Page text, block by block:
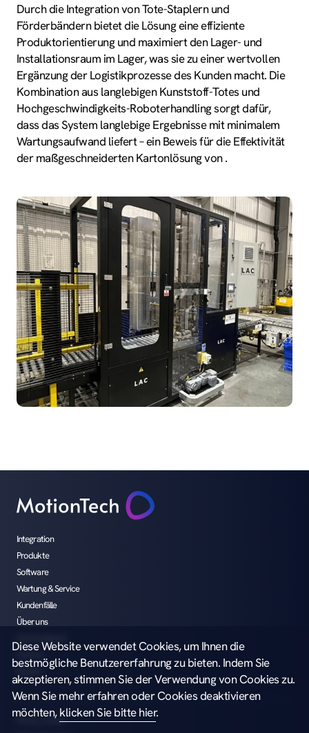
Durch die Integration von Tote-Staplern und
Förderbändern bietet die Lösung eine effiziente
Produktorientierung und maximiert den Lager- und
Installationsraum im Lager, was sie zu einer wertvollen
Ergänzung der Logistikprozesse des Kunden macht. Die
Kombination aus langlebigen Kunststoff-Totes und
Hochgeschwindigkeits-Roboterhandling sorgt dafür,
dass das System langlebige Ergebnisse mit minimalem
Wartungsaufwand liefert – ein Beweis für die Effektivität
der maßgeschneiderten Kartonlösung von .
Integration
Produkte
Software
Wartung & Service
Kundenfälle
Über uns
Karriere
Medien
Privacy notice
Diese Website verwendet Cookies, um Ihnen die
bestmögliche Benutzererfahrung zu bieten. Indem Sie
akzeptieren, stimmen Sie der Verwendung von Cookies zu.
Wenn Sie mehr erfahren oder Cookies deaktivieren
möchten,klicken Sie bitte hier.